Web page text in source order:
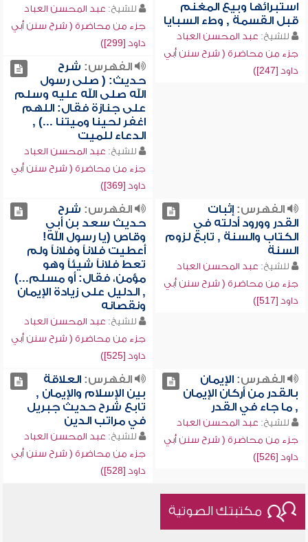
استبرائها وبيع المغنم
قبل القسمة , وطء السبايا
للشيخ: عبد المحسن العباد
جزء من محاضرة ( شرح سنن أبي
داود [247])
للشيخ: عبد المحسن العباد
جزء من محاضرة ( شرح سنن أبي
داود [299])
الفهرس: شرح
حديث: ( صلى رسول
الله صلى الله عليه وسلم
على جنازة فقال: اللهم
اغفر لحينا وميتنا ...) ,
الدعاء للميت
للشيخ: عبد المحسن العباد
جزء من محاضرة ( شرح سنن أبي
داود [369])
الفهرس:إثبات
القدر وورود أدلته في
الكتاب والسنة , تابع لزوم
السنة
للشيخ: عبد المحسن العباد
جزء من محاضرة ( شرح سنن أبي
داود [517])
الفهرس: شرح
حديث سعد بن أبي
وقاص (يا رسول الله!
أعطيت فلاناً وفلاناً ولم
تعط فلاناً شيئاً وهو
مؤمن، فقال: أو مسلم...)
, الدليل على زيادة الإيمان
ونقصانه
للشيخ: عبد المحسن العباد
جزء من محاضرة ( شرح سنن أبي
داود [525])
الفهرس:الإيمان
بالقدر من أركان الإيمان
, ما جاء في القدر
للشيخ: عبد المحسن العباد
جزء من محاضرة ( شرح سنن أبي
داود [526])
الفهرس:العلاقة
بين الإسلام والإيمان ,
تابع شرح حديث جبريل
في مراتب الدين
للشيخ: عبد المحسن العباد
جزء من محاضرة ( شرح سنن أبي
داود [528])
مكتبتك الصوتية